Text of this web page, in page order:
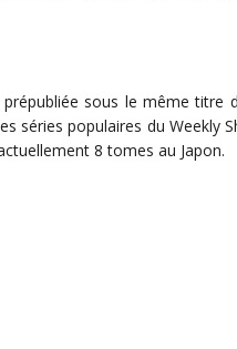
sous le même titre
séries populaires du Weekly
8 tomes au Japon.